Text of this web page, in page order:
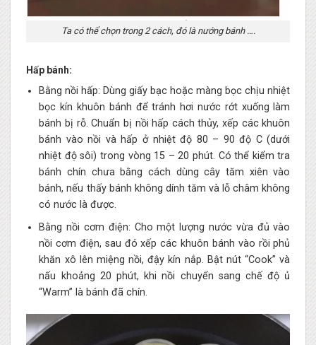
Ta có thể chọn trong 2 cách, đó là nướng bánh ….
Hấp bánh:
Bằng nồi hấp: Dùng giấy bạc hoặc màng bọc chịu nhiệt
bọc kín khuôn bánh để tránh hơi nước rớt xuống làm
bánh bị rỗ. Chuẩn bị nồi hấp cách thủy, xếp các khuôn
bánh vào nồi và hấp ở nhiệt độ 80 – 90 độ C (dưới
nhiệt độ sôi) trong vòng 15 – 20 phút. Có thể kiểm tra
bánh chín chưa bằng cách dùng cây tăm xiên vào
bánh, nếu thấy bánh không dính tăm và lỗ châm không
có nước là được.
Bằng nồi cơm điện: Cho một lượng nước vừa đủ vào
nồi cơm điện, sau đó xếp các khuôn bánh vào rồi phủ
khăn xô lên miệng nồi, đậy kín nắp. Bật nút “Cook” và
nấu khoảng 20 phút, khi nồi chuyển sang chế độ ủ
“Warm” là bánh đã chín.